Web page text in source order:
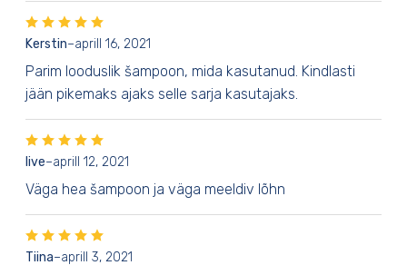
Kerstin–aprill 16, 2021
Parim looduslik šampoon, mida kasutanud. Kindlasti
jään pikemaks ajaks selle sarja kasutajaks.
Iive–aprill 12, 2021
Väga hea šampoon ja väga meeldiv lõhn
Tiina–aprill 3, 2021